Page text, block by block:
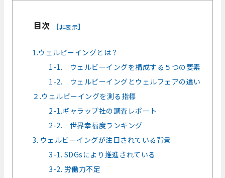
目次 [非表示]
1.ウェルビーイングとは？
1-1. ウェルビーイングを構成する５つの要素
1-2. ウェルビーイングとウェルフェアの違い
２.ウェルビーイングを測る指標
2-1.ギャラップ社の調査レポート
2-2. 世界幸福度ランキング
3. ウェルビーイングが注目されている背景
3-1. SDGsにより推進されている
3-2. 労働力不足